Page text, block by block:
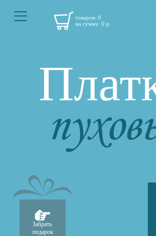
товаров: 0
на сумму: 0 р.
Забрать
подарок